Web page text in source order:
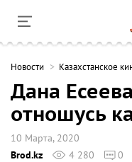
Новости Казахстанское
Дана
отношусь
10 Марта, 2020
Brod.kz
4 280 0